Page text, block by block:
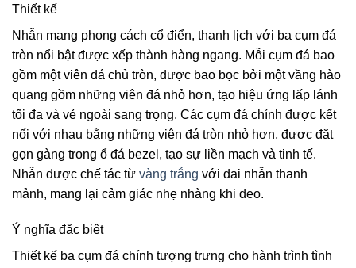
Thiết kế
Nhẫn mang phong cách cổ điển, thanh lịch với ba cụm đá
tròn nổi bật được xếp thành hàng ngang. Mỗi cụm đá bao
gồm một viên đá chủ tròn, được bao bọc bởi một vầng hào
quang gồm những viên đá nhỏ hơn, tạo hiệu ứng lấp lánh
tối đa và vẻ ngoài sang trọng. Các cụm đá chính được kết
nối với nhau bằng những viên đá tròn nhỏ hơn, được đặt
gọn gàng trong ổ đá bezel, tạo sự liền mạch và tinh tế.
Nhẫn được chế tác từ vàng trắng với đai nhẫn thanh
mảnh, mang lại cảm giác nhẹ nhàng khi đeo.
Ý nghĩa đặc biệt
Thiết kế ba cụm đá chính tượng trưng cho hành trình tình